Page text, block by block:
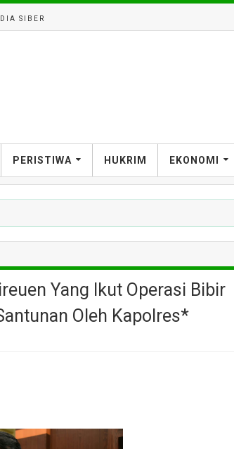
SIBER
PERISTIWA HUKRIM EKONOMI
Yang Ikut Operasi Bibir
Oleh Kapolres*